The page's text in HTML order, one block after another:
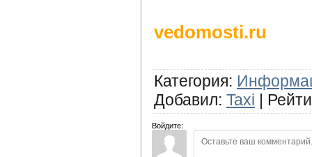
vedomosti.ru
Категория:
Добавил: Taxi |
Войдите: